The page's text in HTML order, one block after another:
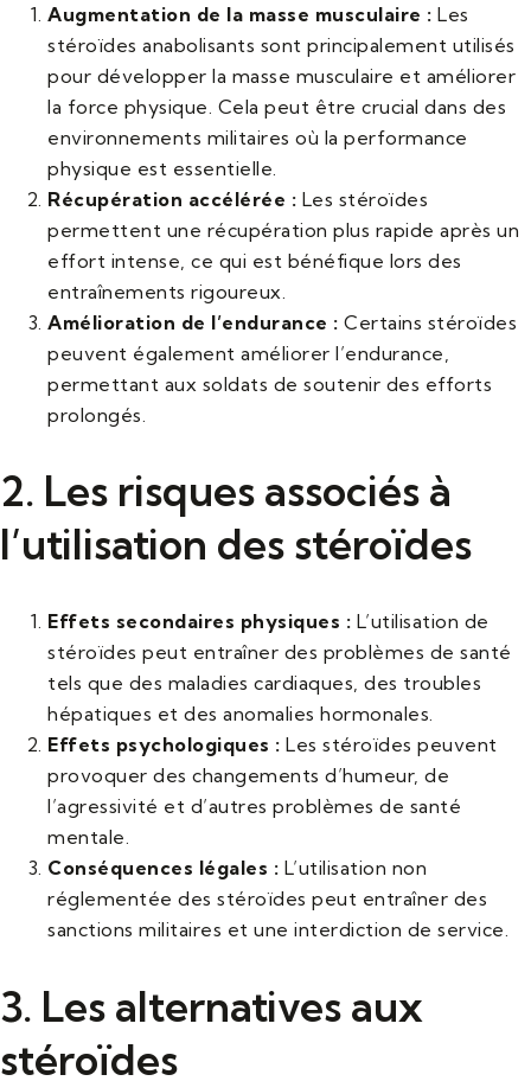
Augmentation de la masse musculaire : Les
stéroïdes anabolisants sont principalement utilisés
pour développer la masse musculaire et améliorer
la force physique. Cela peut être crucial dans des
environnements militaires où la performance
physique est essentielle.
Récupération accélérée : Les stéroïdes
permettent une récupération plus rapide après un
effort intense, ce qui est bénéfique lors des
entraînements rigoureux.
Amélioration de l’endurance : Certains stéroïdes
peuvent également améliorer l’endurance,
permettant aux soldats de soutenir des efforts
prolongés.
2. Les risques associés à
l’utilisation des stéroïdes
Effets secondaires physiques : L’utilisation de
stéroïdes peut entraîner des problèmes de santé
tels que des maladies cardiaques, des troubles
hépatiques et des anomalies hormonales.
Effets psychologiques : Les stéroïdes peuvent
provoquer des changements d’humeur, de
l’agressivité et d’autres problèmes de santé
mentale.
Conséquences légales : L’utilisation non
réglementée des stéroïdes peut entraîner des
sanctions militaires et une interdiction de service.
3. Les alternatives aux
stéroïdes